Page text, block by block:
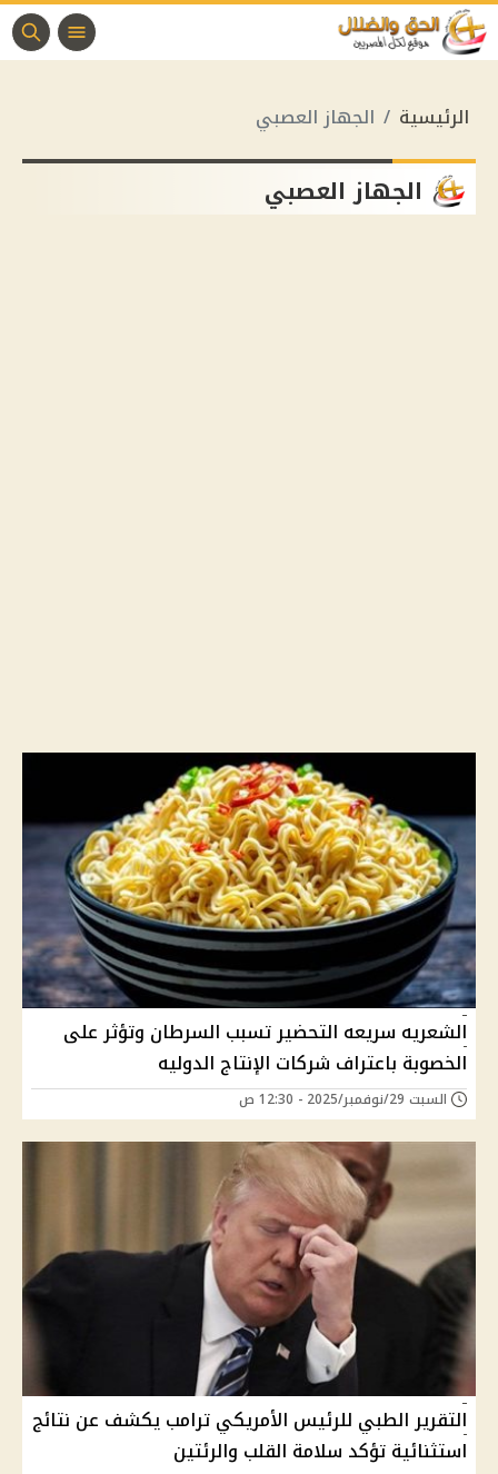
الرئيسية الجهاز العصبي
الجهاز العصبي
الشعريه سريعه التحضير تسبب السرطان وتؤثر على
الخصوبة باعتراف شركات الإنتاج الدوليه
السبت 29/نوفمبر/2025 - 12:30 ص
التقرير الطبي للرئيس الأمريكي ترامب يكشف عن نتائج
استثنائية تؤكد سلامة القلب والرئتين